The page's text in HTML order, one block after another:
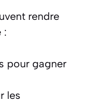
rendre
:
pour gagner
les